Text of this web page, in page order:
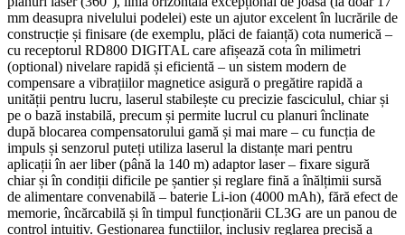
mm deasupra nivelului podelei) este un ajutor excelent în lucrările de
construcție și finisare (de exemplu, plăci de faianță) cota numerică –
cu receptorul RD800 DIGITAL care afișează cota în milimetri
(optional) nivelare rapidă și eficientă – un sistem modern de
compensare a vibrațiilor magnetice asigură o pregătire rapidă a
unității pentru lucru, laserul stabilește cu precizie fasciculul, chiar și
pe o bază instabilă, precum și permite lucrul cu planuri înclinate
după blocarea compensatorului gamă și mai mare – cu funcția de
impuls și senzorul puteți utiliza laserul la distanțe mari pentru
aplicații în aer liber (până la 140 m) adaptor laser – fixare sigură
chiar și în condiții dificile pe șantier și reglare fină a înălțimii sursă
de alimentare convenabilă – baterie Li-ion (4000 mAh), fără efect de
memorie, încărcabilă și în timpul funcționării CL3G are un panou de
control intuitiv. Gestionarea funcțiilor, inclusiv reglarea precisă a